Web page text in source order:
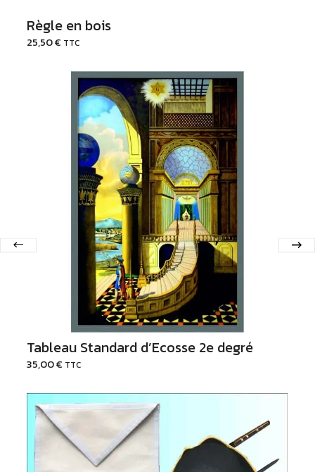
Règle en bois
25,50€ TTC
Ajouter au Panier
Tableau Standard d’Ecosse 2e degré
35,00€ TTC